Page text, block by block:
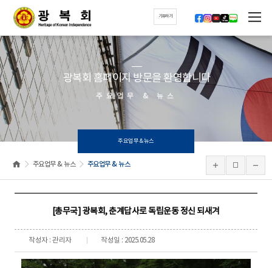
기부하기
광복회 홈페이지 방문을 환영합니다
주요업무 & 뉴스
주요업무 & 뉴스
주요업무 & 뉴스 주요업무 & 뉴스
[총무국] 광복회, 춘계답사로 독립운동 정신 되새겨
작성자 : 관리자 작성일 : 2025.05.28